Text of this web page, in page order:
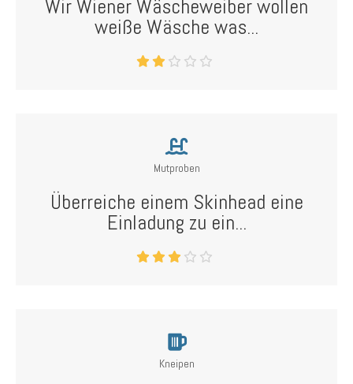
Wir Wiener Wäscheweiber wollen
weiße Wäsche was...
Mutproben
Überreiche einem Skinhead eine
Einladung zu ein...
Kneipen